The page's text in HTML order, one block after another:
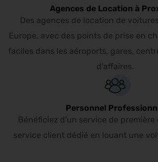
Agences de Location à
Des agences de location de
Europe, avec des points de prise en
faciles dans les aéroports, gares,
d'affaires.
Personnel
Bénéficiez d'un service de
service client dédié en louant une